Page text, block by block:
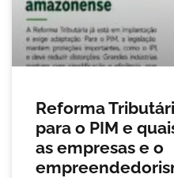
Reforma
para o PIM e
as empresas e o